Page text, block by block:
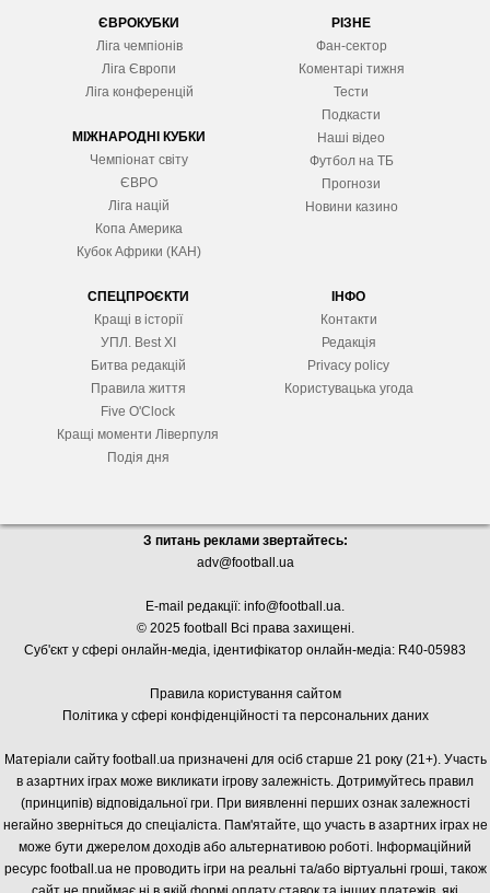
ЄВРОКУБКИ
Ліга чемпіонів
Ліга Європи
Ліга конференцій
МІЖНАРОДНІ КУБКИ
Чемпіонат світу
ЄВРО
Ліга націй
Копа Америка
Кубок Африки (КАН)
РІЗНЕ
Фан-сектор
Коментарі тижня
Тести
Подкасти
Наші відео
Футбол на ТБ
Прогнози
Новини казино
СПЕЦПРОЄКТИ
Кращі в історії
УПЛ. Best XІ
Битва редакцій
Правила життя
Five O'Clock
Кращі моменти Ліверпуля
Подія дня
ІНФО
Контакти
Редакція
Privacy policy
Користувацька угода
З питань реклами звертайтесь:
adv@football.ua
E-mail редакції: info@football.ua.
© 2025 football Всі права захищені.
Суб'єкт у сфері онлайн-медіа, ідентифікатор онлайн-медіа: R40-05983
Правила користування сайтом
Політика у сфері конфіденційності та персональних даних
Матеріали сайту football.ua призначені для осіб старше 21 року (21+). Участь
в азартних іграх може викликати ігрову залежність. Дотримуйтесь правил
(принципів) відповідальної гри. При виявленні перших ознак залежності
негайно зверніться до спеціаліста. Пам'ятайте, що участь в азартних іграх не
може бути джерелом доходів або альтернативою роботі. Інформаційний
ресурс football.ua не проводить ігри на реальні та/або віртуальні гроші, також